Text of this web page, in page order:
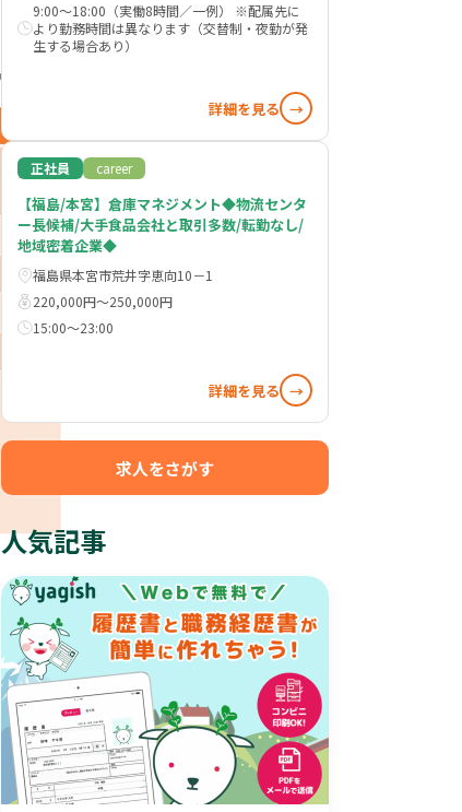
9:00～18:00（実働8時間／一例） ※配属先に
より勤務時間は異なります（交替制・夜勤が発
生する場合あり）
詳細を見る →
正社員 career
【福島/本宮】倉庫マネジメント◆物流センタ
ー長候補/大手食品会社と取引多数/転勤なし/
地域密着企業◆
福島県本宮市荒井字恵向10－1
220,000円〜250,000円
15:00～23:00
詳細を見る →
求人をさがす
人気記事